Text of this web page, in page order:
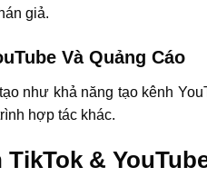
giả.
Và Quảng Cáo
như khả năng tạo kênh
hợp tác khác.
&